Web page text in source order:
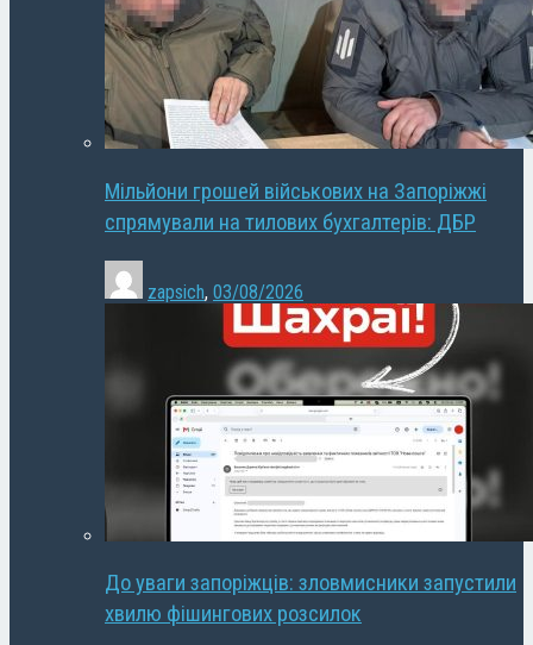
Мільйони грошей військових на Запоріжжі
спрямували на тилових бухгалтерів: ДБР
zapsich, 03/08/2026
До уваги запоріжців: зловмисники запустили
хвилю фішингових розсилок